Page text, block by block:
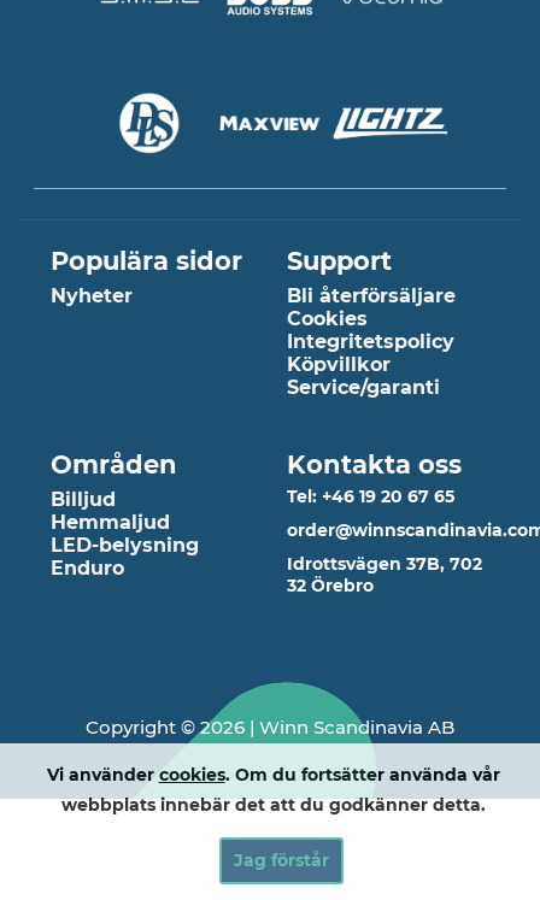
Vi använder cookies. Om du fortsätter använda vår
webbplats innebär det att du godkänner detta.
Jag förstår
Populära sidor
Nyheter
Support
Bli återförsäljare
Cookies
Integritetspolicy
Köpvillkor
Service/garanti
Områden
Billjud
Hemmaljud
LED-belysning
Enduro
Kontakta oss
Tel: +46 19 20 67 65
Idrottsvägen 37B, 702
32 Örebro
Copyright © 2026 | Winn Scandinavia AB